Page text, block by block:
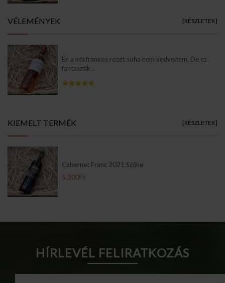
VÉLEMÉNYEK [RÉSZLETEK]
Én a kékfrankos rozét soha nem kedveltem. De ez
fantasztik ..
KIEMELT TERMÉK [RÉSZLETEK]
Cabernet Franc 2021 Szőke
5.300Ft
HÍRLEVÉL FELIRATKOZÁS